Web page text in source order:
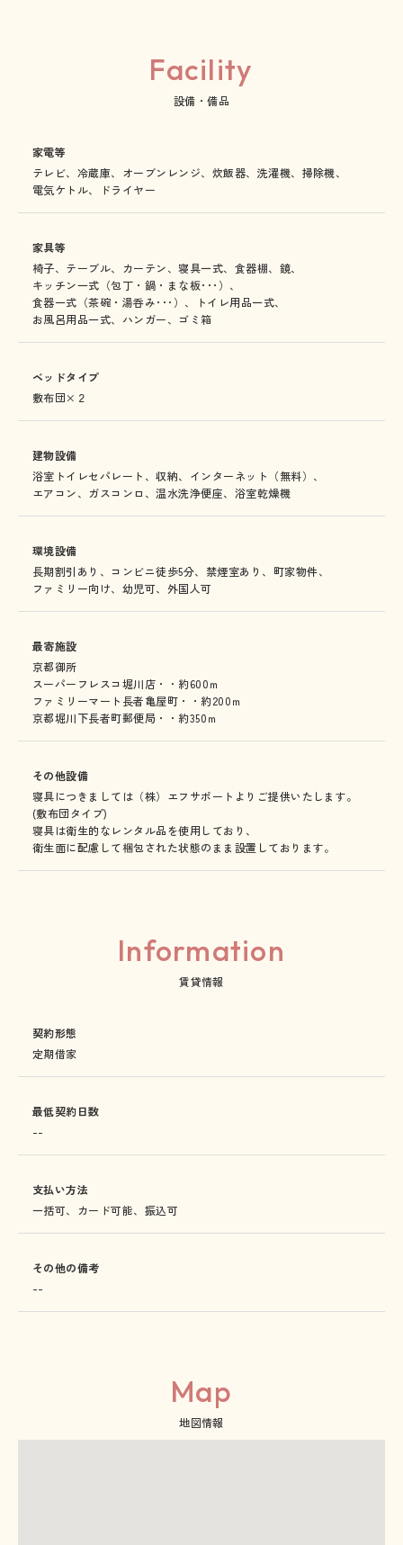
Facility
設備・備品
家電等
テレビ、 冷蔵庫、 オーブンレンジ、 炊飯器、 洗濯機、 掃除機、
電気ケトル、
ドライヤー
家具等
椅子、 テーブル、 カーテン、寝具一式、 食器棚、 鏡、
キッチン一式（包丁・鍋・まな板･･･）、
食器一式（茶碗・湯呑み･･･）、
トイレ用品一式、
お風呂用品一式、 ハンガー、 ゴミ箱
ベッドタイプ
敷布団×２
建物設備
浴室トイレセパレート、収納、 インターネット（無料）、
エアコン、 ガスコンロ、温水洗浄便座、 浴室乾燥機
環境設備
長期割引あり、 コンビニ徒歩5分、 禁煙室あり、 町家物件、
ファミリー向け、 幼児可、 外国人可
最寄施設
京都御所
スーパーフレスコ堀川店・・約600ｍ
ファミリーマート長者亀屋町・・約200ｍ
京都堀川下長者町郵便局・・約350ｍ
その他設備
寝具につきましては（株）エフサポートよりご提供いたします。
(敷布団タイプ)
寝具は衛生的なレンタル品を使用しており、
衛生面に配慮して梱包された状態のまま設置しております。
Information
賃貸情報
契約形態
定期借家
最低契約日数
--
支払い方法
一括可、カード可能、振込可
その他の備考
--
Map
地図情報